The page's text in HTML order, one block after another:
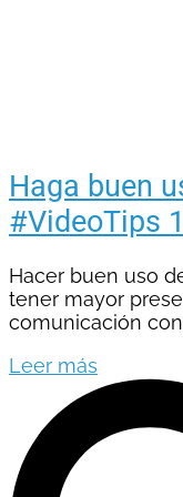
Haga buen
#VideoTips
Hacer buen uso
tener mayor
comunicación
Leer más